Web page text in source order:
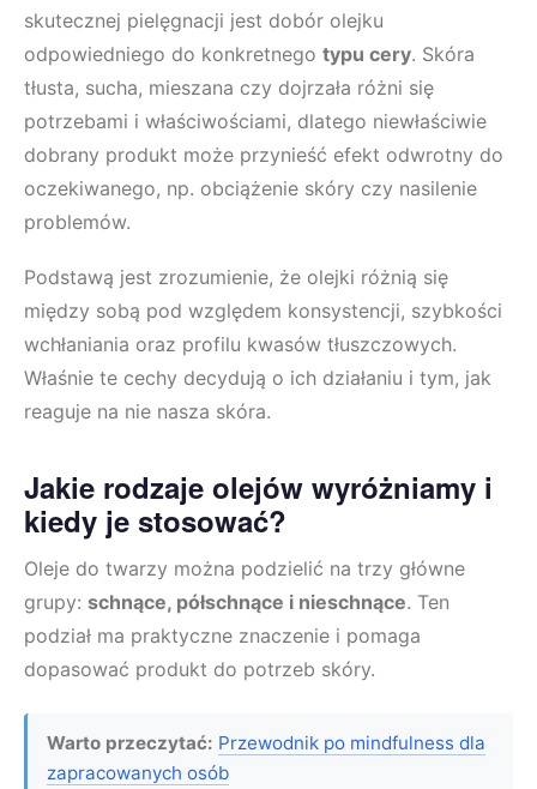
skutecznej pielęgnacji jest dobór olejku
odpowiedniego do konkretnego typu cery. Skóra
tłusta, sucha, mieszana czy dojrzała różni się
potrzebami i właściwościami, dlatego niewłaściwie
dobrany produkt może przynieść efekt odwrotny do
oczekiwanego, np. obciążenie skóry czy nasilenie
problemów.
Podstawą jest zrozumienie, że olejki różnią się
między sobą pod względem konsystencji, szybkości
wchłaniania oraz profilu kwasów tłuszczowych.
Właśnie te cechy decydują o ich działaniu i tym, jak
reaguje na nie nasza skóra.
Jakie rodzaje olejów wyróżniamy i
kiedy je stosować?
Oleje do twarzy można podzielić na trzy główne
grupy: schnące, półschnące i nieschnące. Ten
podział ma praktyczne znaczenie i pomaga
dopasować produkt do potrzeb skóry.
Warto przeczytać: Przewodnik po mindfulness dla
zapracowanych osób